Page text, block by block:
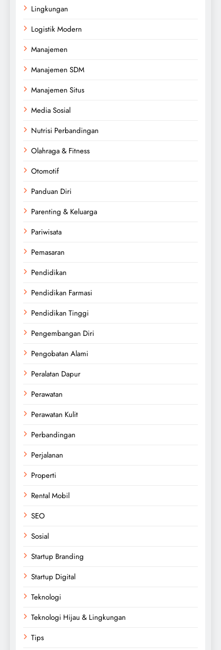
Lingkungan
Logistik Modern
Manajemen
Manajemen SDM
Manajemen Situs
Media Sosial
Nutrisi Perbandingan
Olahraga & Fitness
Otomotif
Panduan Diri
Parenting & Keluarga
Pariwisata
Pemasaran
Pendidikan
Pendidikan Farmasi
Pendidikan Tinggi
Pengembangan Diri
Pengobatan Alami
Peralatan Dapur
Perawatan
Perawatan Kulit
Perbandingan
Perjalanan
Properti
Rental Mobil
SEO
Sosial
Startup Branding
Startup Digital
Teknologi
Teknologi Hijau & Lingkungan
Tips